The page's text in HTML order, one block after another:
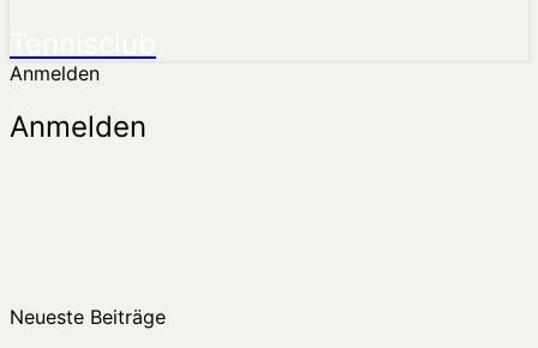
Anmelden
Anmelden
Neueste Beiträge